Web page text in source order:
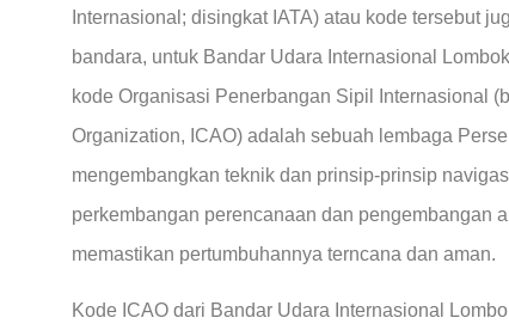
Internasional; disingkat IATA) atau kode tersebut
bandara, untuk Bandar Udara Internasional
kode Organisasi Penerbangan Sipil Internasional
Organization, ICAO) adalah sebuah lembaga
mengembangkan teknik dan prinsip-prinsip
perkembangan perencanaan dan pengembangan
memastikan pertumbuhannya terncana dan aman.
Kode ICAO dari Bandar Udara Internasional